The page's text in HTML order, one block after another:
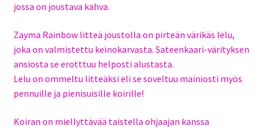
jossa on joustava kahva.
Zayma Rainbow litteä joustolla on pirteän värikäs lelu,
joka on valmistettu keinokarvasta. Sateenkaari-värityksen
ansiosta se erotttuu helposti alustasta.
Lelu on ommeltu litteäksi eli se soveltuu mainiosti myös
pennuille ja pienisuisille koirille!
Koiran on miellyttävää taistella ohjaajan kanssa